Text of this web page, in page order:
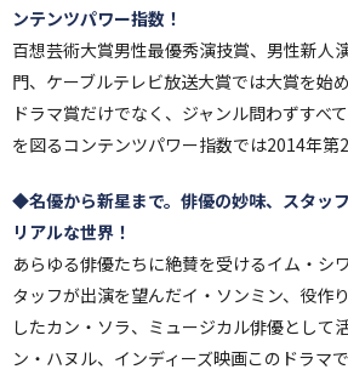
ンテンツパワー指数！
百想芸術大賞男性最優秀演技賞、男性新人
門、ケーブルテレビ放送大賞では大賞を始
ドラマ賞だけでなく、ジャンル問わずすべ
を図るコンテンツパワー指数では2014年第2
◆名優から新星まで。俳優の妙味、スタッ
リアルな世界！
あらゆる俳優たちに絶賛を受けるイム・シ
タッフが出演を望んだイ・ソンミン、役作
したカン・ソラ、ミュージカル俳優として
ン・ハヌル、インディーズ映画このドラマ